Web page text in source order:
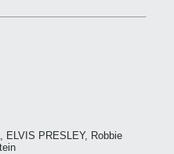
ELVIS PRESLEY, Robbie